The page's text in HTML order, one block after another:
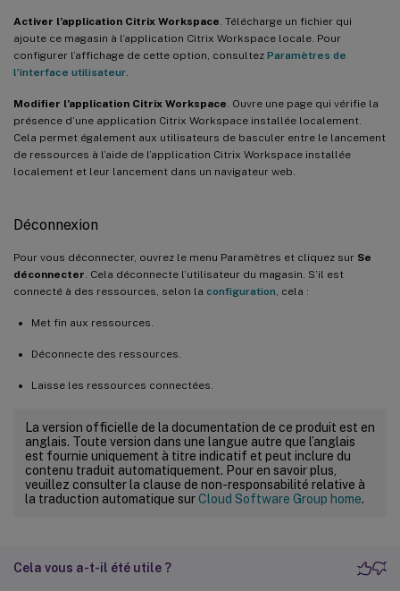
Activer l’application Citrix Workspace. Télécharge un fichier qui
ajoute ce magasin à l’application Citrix Workspace locale. Pour
configurer l’affichage de cette option, consultez Paramètres de
l’interface utilisateur.
Modifier l’application Citrix Workspace. Ouvre une page qui vérifie la
présence d’une application Citrix Workspace installée localement.
Cela permet également aux utilisateurs de basculer entre le lancement
de ressources à l’aide de l’application Citrix Workspace installée
localement et leur lancement dans un navigateur web.
Déconnexion
Pour vous déconnecter, ouvrez le menu Paramètres et cliquez sur Se
déconnecter. Cela déconnecte l’utilisateur du magasin. S’il est
connecté à des ressources, selon la configuration, cela :
Met fin aux ressources.
Déconnecte des ressources.
Laisse les ressources connectées.
La version officielle de la documentation de ce produit est en
anglais. Toute version dans une langue autre que l’anglais
est fournie uniquement à titre indicatif et peut inclure du
contenu traduit automatiquement. Pour en savoir plus,
veuillez consulter la clause de non-responsabilité relative à
la traduction automatique surCloud Software Group home.
Cela vous a-t-il été utile ?